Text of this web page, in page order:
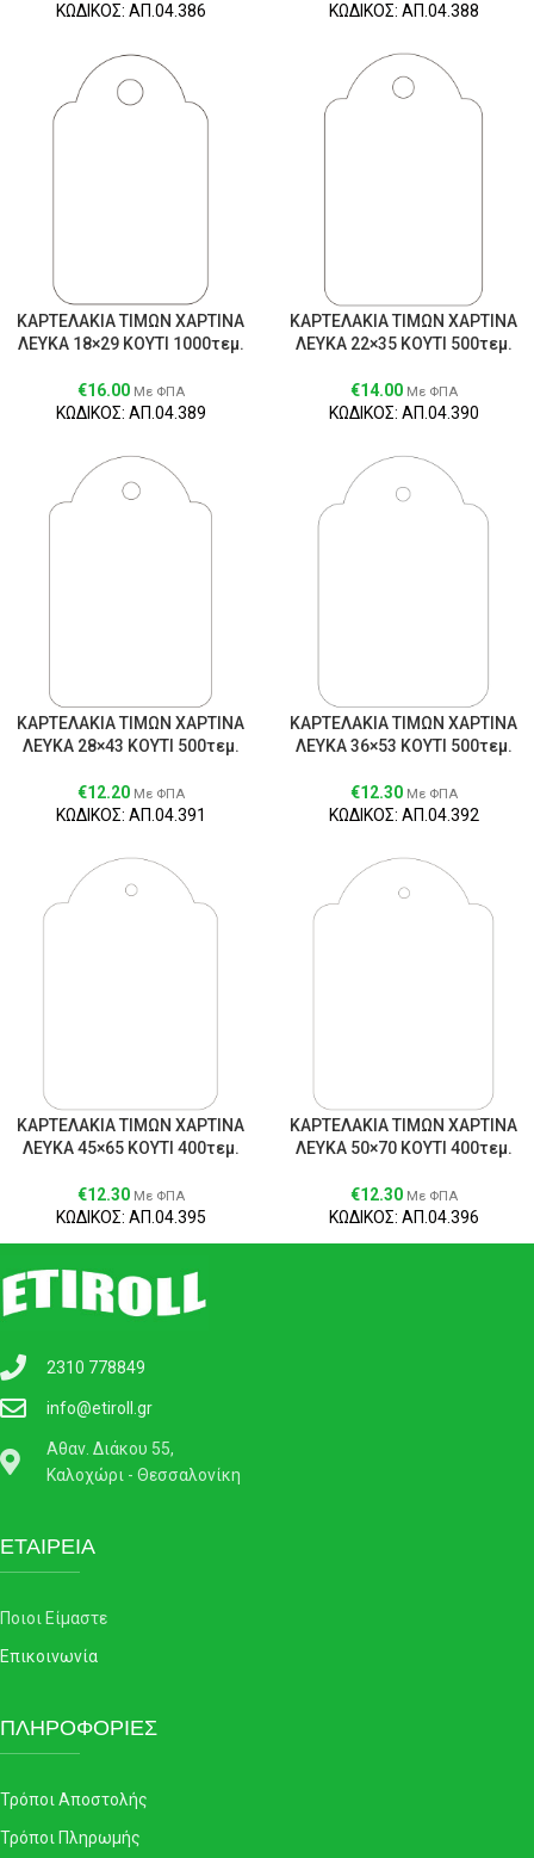
ΚΩΔΙΚΟΣ: ΑΠ.04.386 ΚΩΔΙΚΟΣ: ΑΠ.04.388
ΚΑΡΤΕΛΑΚΙΑ ΤΙΜΩΝ ΧΑΡΤΙΝΑ
ΛΕΥΚΑ 18×29 ΚΟΥΤΙ 1000τεμ.
€16.00 Με ΦΠΑ
ΚΩΔΙΚΟΣ: ΑΠ.04.389
ΚΑΡΤΕΛΑΚΙΑ ΤΙΜΩΝ ΧΑΡΤΙΝΑ
ΛΕΥΚΑ 22×35 ΚΟΥΤΙ 500τεμ.
€14.00 Με ΦΠΑ
ΚΩΔΙΚΟΣ: ΑΠ.04.390
ΚΑΡΤΕΛΑΚΙΑ ΤΙΜΩΝ ΧΑΡΤΙΝΑ
ΛΕΥΚΑ 28×43 ΚΟΥΤΙ 500τεμ.
€12.20 Με ΦΠΑ
ΚΩΔΙΚΟΣ: ΑΠ.04.391
ΚΑΡΤΕΛΑΚΙΑ ΤΙΜΩΝ ΧΑΡΤΙΝΑ
ΛΕΥΚΑ 36×53 ΚΟΥΤΙ 500τεμ.
€12.30 Με ΦΠΑ
ΚΩΔΙΚΟΣ: ΑΠ.04.392
ΚΑΡΤΕΛΑΚΙΑ ΤΙΜΩΝ ΧΑΡΤΙΝΑ
ΛΕΥΚΑ 45×65 ΚΟΥΤΙ 400τεμ.
€12.30 Με ΦΠΑ
ΚΩΔΙΚΟΣ: ΑΠ.04.395
ΚΑΡΤΕΛΑΚΙΑ ΤΙΜΩΝ ΧΑΡΤΙΝΑ
ΛΕΥΚΑ 50×70 ΚΟΥΤΙ 400τεμ.
€12.30 Με ΦΠΑ
ΚΩΔΙΚΟΣ: ΑΠ.04.396
2310 778849
info@etiroll.gr
Αθαν. Διάκου 55,
Καλοχώρι - Θεσσαλονίκη
ΕΤΑΙΡΕΙΑ
Ποιοι Είμαστε
Επικοινωνία
ΠΛΗΡΟΦΟΡΙΕΣ
Τρόποι Αποστολής
Τρόποι Πληρωμής